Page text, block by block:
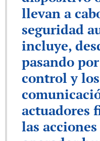
llevan a
seguridad
incluye,
pasando
control y
actuadores
las